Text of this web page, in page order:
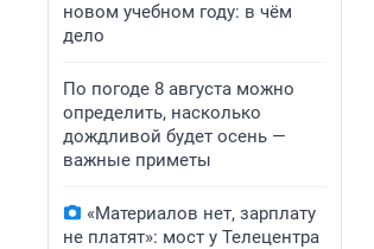
новом учебном году: в чём
дело
По погоде 8 августа можно
определить, насколько
дождливой будет осень —
важные приметы
«Материалов нет, зарплату
не платят»: мост у Телецентра